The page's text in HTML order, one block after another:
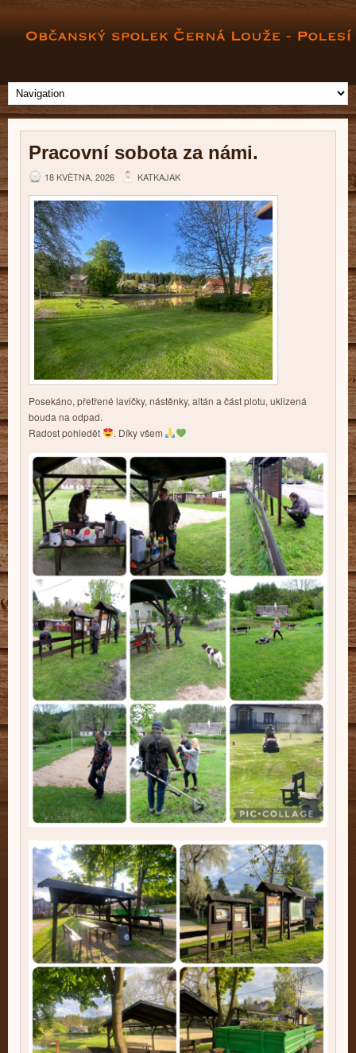
Pracovní sobota za námi.
18 KVĚTNA, 2026 KATKAJAK
Posekáno, přetřené lavičky, nástěnky, altán a část plotu, uklizená
bouda na odpad.
Radost pohledět
. Díky všem